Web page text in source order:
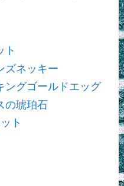
ト
ズネッキー
ングゴールドエッグ
の琥珀石
ト